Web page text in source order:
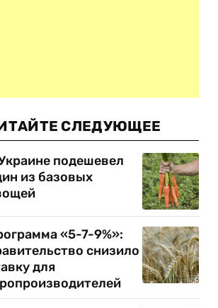
СЛЕДУЮЩЕЕ
подешевел
из базовых
«5-7-9%»:
снизило
для